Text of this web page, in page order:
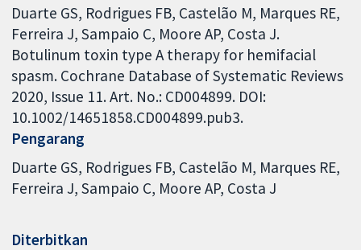
Duarte GS, Rodrigues FB, Castelão M, Marques RE,
Ferreira J, Sampaio C, Moore AP, Costa J.
Botulinum toxin type A therapy for hemifacial
spasm. Cochrane Database of Systematic Reviews
2020, Issue 11. Art. No.: CD004899. DOI:
10.1002/14651858.CD004899.pub3.
Pengarang
Duarte GS Rodrigues FB Castelão M Marques RE
Ferreira J Sampaio C Moore AP Costa J
Diterbitkan